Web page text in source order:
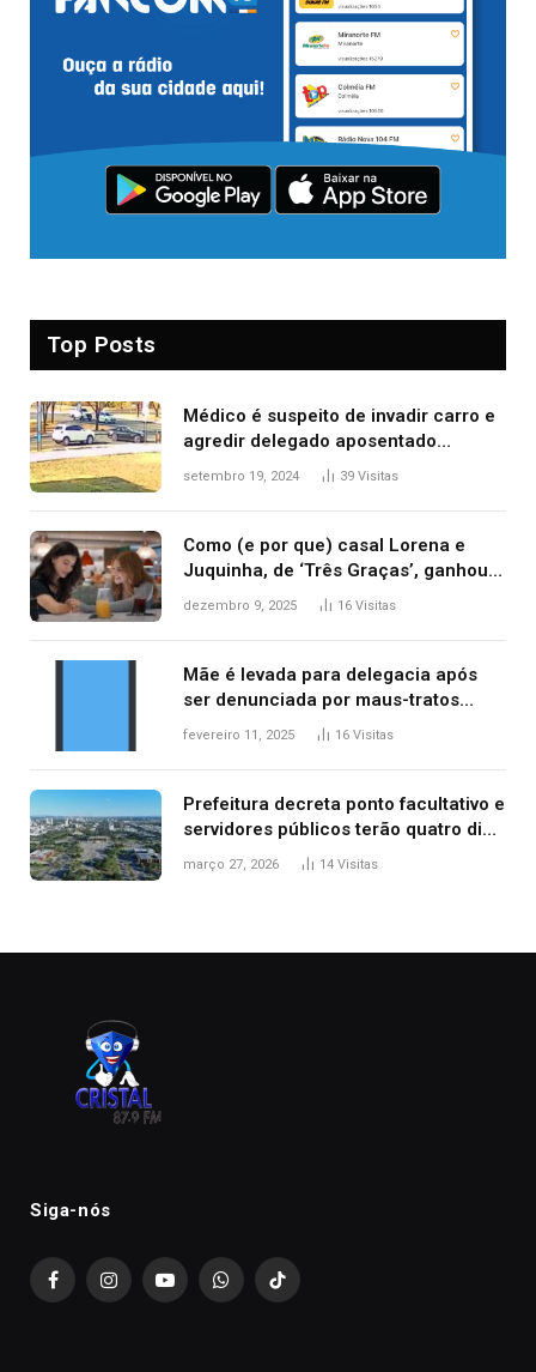
Top Posts
Médico é suspeito de invadir carro e
agredir delegado aposentado
durante confusão no trânsito
setembro 19, 2024 39 Visitas
Como (e por que) casal Lorena e
Juquinha, de ‘Três Graças’, ganhou
repercussão internacional
dezembro 9, 2025 16 Visitas
Mãe é levada para delegacia após
ser denunciada por maus-tratos
contra dois filhos, diz polícia
fevereiro 11, 2025 16 Visitas
Prefeitura decreta ponto facultativo e
servidores públicos terão quatro dias
de folga na Semana Santa
março 27, 2026 14 Visitas
Siga-nós
FacebookInstagramYouTubeWhatsAppTikTok